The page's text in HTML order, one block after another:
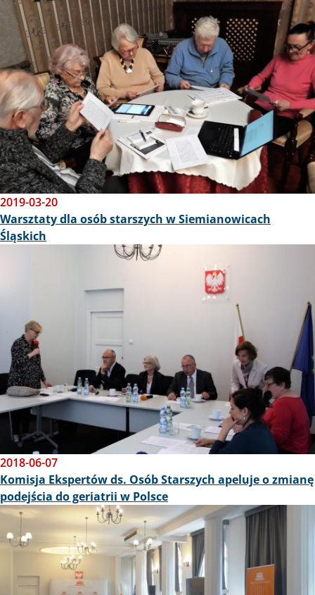
2019-03-20
Warsztaty dla osób starszych w Siemianowicach
Śląskich
2018-06-07
Komisja Ekspertów ds. Osób Starszych apeluje o zmianę
podejścia do geriatrii w Polsce
Obraz